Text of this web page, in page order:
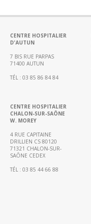
de
–
Recherche
clinique
du
CHWM
Continue
Certification
HAS
Démarche
Qualité
CENTRE HOSPITALIER
D'AUTUN
7 BIS RUE PARPAS
71400 AUTUN
TÉL : 03 85 86 84 84
CENTRE HOSPITALIER
CHALON-SUR-SAÔNE
W. MOREY
4 RUE CAPITAINE
DRILLIEN CS 80120
71321 CHALON-SUR-
SAÔNE CEDEX
TÉL : 03 85 44 66 88